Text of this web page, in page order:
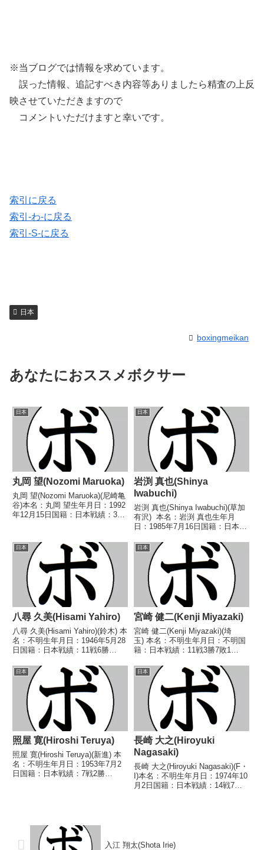
※当ブログでは情報を求めています。
誤った情報、追記すべき内容等ありましたら精査の上反
映させていただきますので
コメントいただけますと幸いです。
索引に戻る
索引-わ-に戻る
索引-S-に戻る
日本
boxingmeikan
あなたにおススメボクサー
日本
丸岡 望(Nozomi Maruoka)
丸岡 望(Nozomi Maruoka)(尼崎亀
谷)本名：丸岡 望生年月日：1992
年12月15日国籍：日本戦績：3戦
西田 至伯(グリーンツ
ダ)2011/12/23 ●4...
日本
岩渕 真也(Shinya
Iwabuchi)
岩渕 真也(Shinya Iwabuchi)(草加
有沢) 本名：岩渕 真也生年月
日：1985年7月16日国籍：日本戦
タイトル】2011年度最強後楽園
スーパーライト級優勝第36代日
本スーパーライト級...
日本
八尋 久美(Hisami Yahiro)
八尋 久美(Hisami Yahiro)(鈴木) 本
名：不明生年月日：1946年5月28
日国籍：日本戦績：11戦6勝
し 【戦歴】1968/09/12 △4R判
定 (採点不明) 土屋 直通(リ
キ)1968...
日本
宮崎 健二(Kenji Miyazaki)
宮崎 健二(Kenji Miyazaki)(埼
玉) 本名：不明生年月日：不明国
籍：日本戦績：11戦3勝7敗1
歴】1947/09/27 ●判定 (ラウン
ド/採点不明) 佐川 弘(新世
界)1947/10/24 ●判...
日本
照屋 寛(Hiroshi Teruya)
照屋 寛(Hiroshi Teruya)(新進) 本
名：不明生年月日：1953年7月2
日国籍：日本戦績：7戦2勝
日本
長崎 大之(Hiroyuki
Nagasaki)
長崎 大之(Hiroyuki Nagasaki)(F・
I)本名：不明生年月日：1974年10
月2日国籍：日本戦績：14戦7勝
入江 翔太(Shota Irie)